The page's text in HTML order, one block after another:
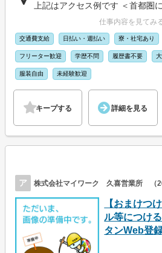
上記はアクセス例です ＜首都圏
仕事内容を見てみ
交通費支給 日払い・週払い 寮・社宅あり
フリーター歓迎 学歴不問 履歴書不要
服装自由 未経験歓迎
キープする 詳細を見る
ア 株式会社マイワーク 久喜営業所 （
【おまけつ
ル等につけ
タンWeb登